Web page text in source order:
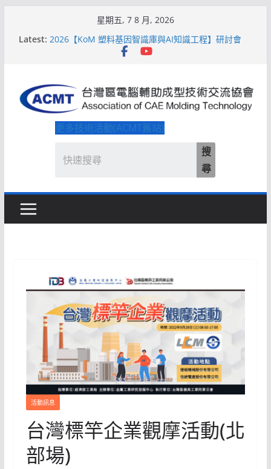
星期五, 7 8 月, 2026
Latest: 2026【KoM 塑料基因智識庫與AI知識工程】研討會
【培訓課程】【ACMT Ｔ零量產】模具估報價：貫穿
具展重磅登場
ACMT打造「Smart Molding 模塑智造平台」主題館
2026【QoM 射出成型高品質穩定生產】研討會
更多技術活動(ACMT舊站)
搜
尋
活動訊息
台灣標竿企業觀摩活動(北
部場)